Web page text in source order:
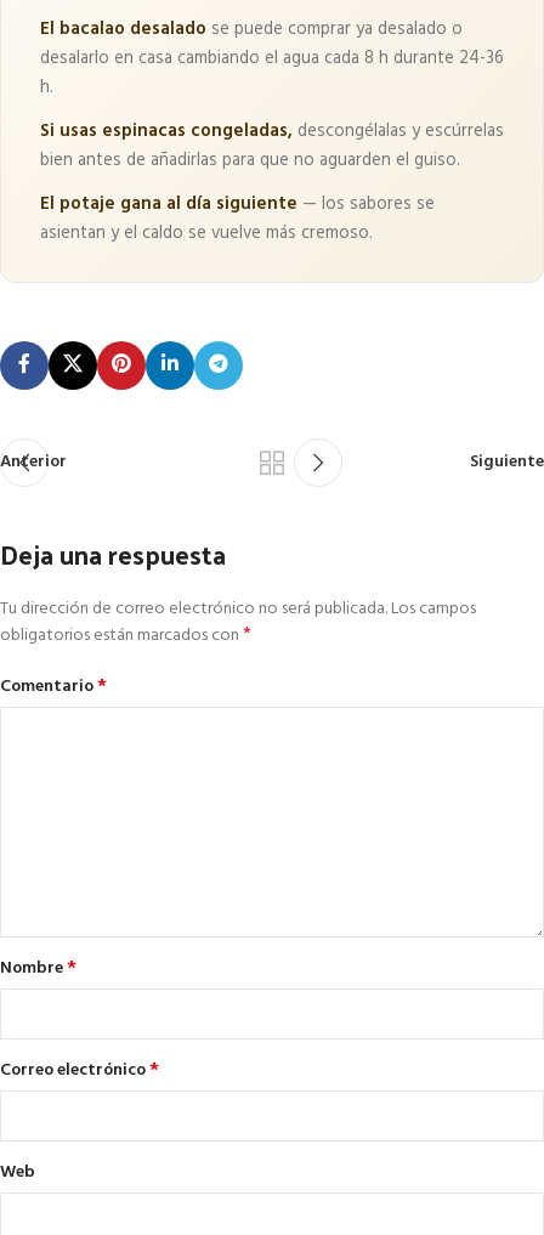
El bacalao desalado se puede comprar ya desalado o
desalarlo en casa cambiando el agua cada 8 h durante 24-36
h.
Si usas espinacas congeladas, descongélalas y escúrrelas
bien antes de añadirlas para que no aguarden el guiso.
El potaje gana al día siguiente — los sabores se
asientan y el caldo se vuelve más cremoso.
Anterior Siguiente
Deja una respuesta
Tu dirección de correo electrónico no será publicada.Los campos
obligatorios están marcados con*
Comentario*
Nombre*
Correo electrónico*
Web